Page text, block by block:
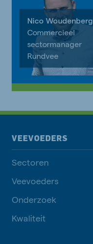
Nico Woudenberg
Commercieel
sectormanager
Rundvee
VEEVOEDERS
Sectoren
Veevoeders
Onderzoek
Kwaliteit